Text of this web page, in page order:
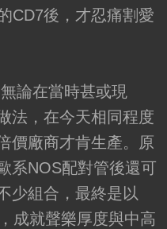
CD7後，才忍痛割愛
論在當時甚或現
法，在今天相同程度
價廠商才肯生產。原
系NOS配對管後還可
少組合，最終是以
成就聲樂厚度與中高